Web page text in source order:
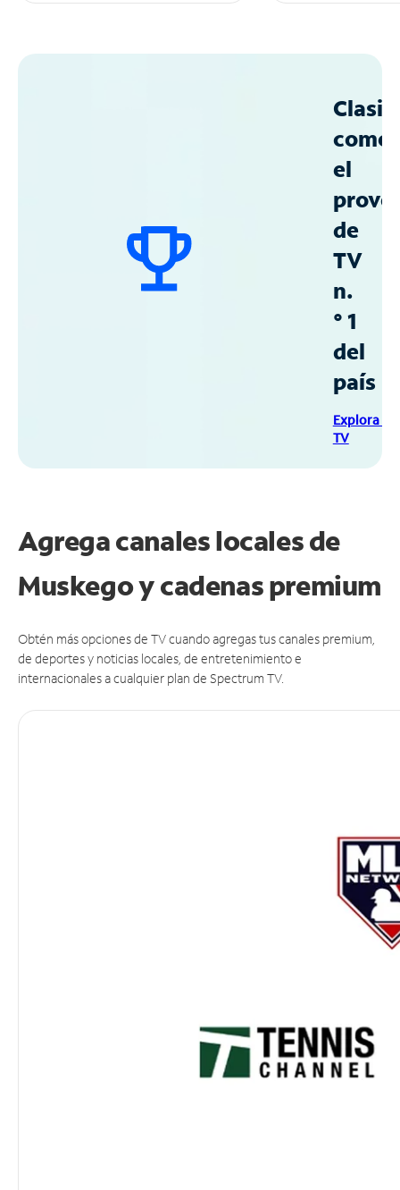
como
el
de
TV
n.
° 1
del
país
Explora
TV
Agrega canales locales de
Muskego y cadenas premium
Obtén más opciones de TV cuando agregas tus canales premium,
de deportes y noticias locales, de entretenimiento e
internacionales a cualquier plan de Spectrum TV.